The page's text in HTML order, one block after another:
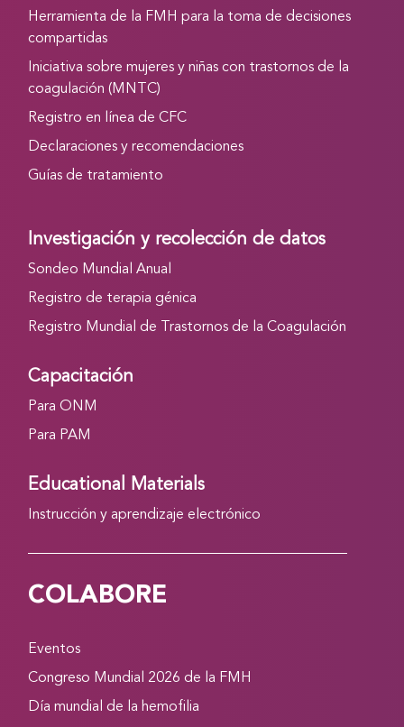
Herramienta de la FMH para la toma de decisiones
compartidas
Iniciativa sobre mujeres y niñas con trastornos de la
coagulación (MNTC)
Registro en línea de CFC
Declaraciones y recomendaciones
Guías de tratamiento
Investigación y recolección de datos
Sondeo Mundial Anual
Registro de terapia génica
Registro Mundial de Trastornos de la Coagulación
Capacitación
Para ONM
Para PAM
Educational Materials
Instrucción y aprendizaje electrónico
COLABORE
Eventos
Congreso Mundial 2026 de la FMH
Día mundial de la hemofilia